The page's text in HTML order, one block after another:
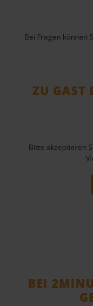
Bei Fragen können
ZU GAST
Bitte akzeptieren
BEI